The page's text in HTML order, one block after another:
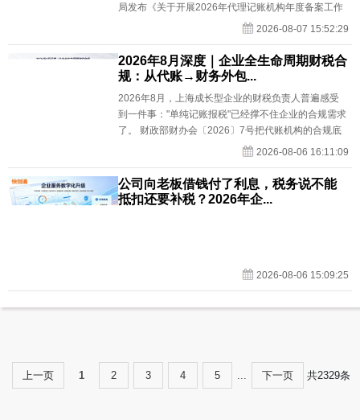
局发布《关于开展2026年代理记账机构年度备案工作
的通知》，要求2025年12月31日前已取得...
2026-08-07 15:52:29
2026年8月深度｜企业全生命周期财税合
规：从代账→财务外包...
2026年8月，上海成长型企业的财税负责人普遍感受
到一件事："单纯记账报税"已经撑不住企业的合规需求
了。 财政部财办会〔2026〕7号把代账机构的合规底
线全面抬升——全国代理记账行业监管服务平台（d...
2026-08-06 16:11:09
公司向老板借钱付了利息，税务说不能
抵扣还要补税？2026年企...
2026-08-06 15:09:25
上一页 1 2 3 4 5 ... 下一页 共2329条